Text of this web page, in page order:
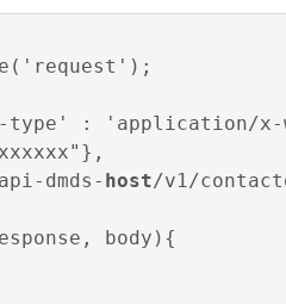
dmds-
host/v1/
body){